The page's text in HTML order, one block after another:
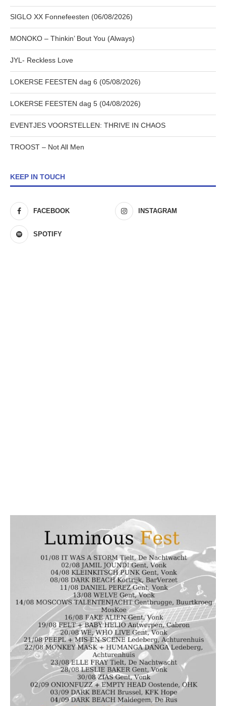
SIGLO XX Fonnefeesten (06/08/2026)
MONOKO – Thinkin’ Bout You (Always)
JYL- Reckless Love
LOKERSE FEESTEN dag 6 (05/08/2026)
LOKERSE FEESTEN dag 5 (04/08/2026)
EVENTJES VOORSTELLEN: THRIVE IN CHAOS
TROOST – Not All Men
KEEP IN TOUCH
FACEBOOK INSTAGRAM
SPOTIFY